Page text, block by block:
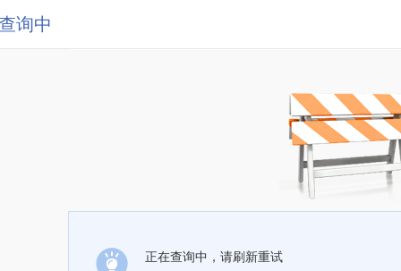
询中
正在查询中，请刷新重试